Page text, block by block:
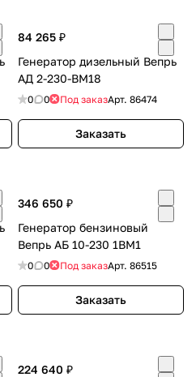
84 265 ₽
Генератор дизельный Вепрь
АД 2-230-ВМ18
0 0 Под заказАрт. 86474
Заказать
346 650 ₽
Генератор бензиновый
Вепрь АБ 10-230 1ВМ1
0 0 Под заказАрт. 86515
Заказать
224 640 ₽